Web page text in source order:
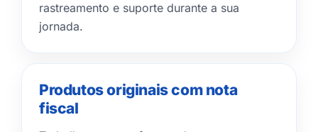
rastreamento e suporte durante a sua
jornada.
Produtos originais com nota
fiscal